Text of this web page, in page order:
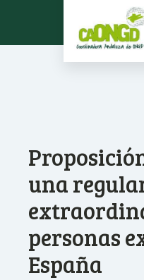
una
personas
España